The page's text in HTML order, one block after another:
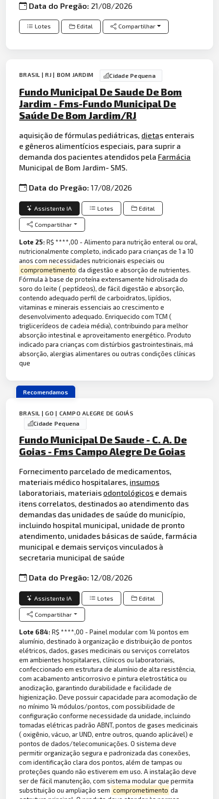
Data do Pregão: 21/08/2026
Lotes Edital Compartilhar
BRASIL | RJ | BOM JARDIM Cidade Pequena
Fundo Municipal De Saude De Bom
Jardim - Fms-Fundo Municipal De
Saúde De Bom Jardim/RJ
aquisição de fórmulas pediátricas, dietas enterais
e gêneros alimentícios especiais, para suprir a
demanda dos pacientes atendidos pela Farmácia
Municipal de Bom Jardim- SMS.
Data do Pregão:17/08/2026
Assistente IA Lotes Edital
Compartilhar
Lote 25:R$ ****,00 - Alimento para nutrição enteral ou oral,
nutricionalmente completo, indicado para crianças de 1 a 10
anos com necessidades nutricionais especiais ou
comprometimento da digestão e absorção de nutrientes.
Fórmula à base de proteína extensamente hidrolisada do
soro do leite ( peptídeos), de fácil digestão e absorção,
contendo adequado perfil de carboidratos, lipídios,
vitaminas e minerais essenciais ao crescimento e
desenvolvimento adequado. Enriquecido com TCM (
triglicerídeos de cadeia média), contribuindo para melhor
absorção intestinal e aproveitamento energético. Produto
indicado para crianças com distúrbios gastrointestinais, má
absorção, alergias alimentares ou outras condições clínicas
que
Recomendamos
BRASIL | GO | CAMPO ALEGRE DE GOIÁS
Cidade Pequena
Fundo Municipal De Saude - C. A. De
Goias - Fms Campo Alegre De Goias
Fornecimento parcelado de medicamentos,
materiais médico hospitalares, insumos
laboratoriais, materiais odontológicos e demais
itens correlatos, destinados ao atendimento das
demandas das unidades de saúde do município,
incluindo hospital municipal, unidade de pronto
atendimento, unidades básicas de saúde, farmácia
municipal e demais serviços vinculados à
secretaria municipal de saúde
Data do Pregão:12/08/2026
Assistente IA Lotes Edital
Compartilhar
Lote 684:R$ ****,00 - Painel modular com 14 pontos em
alumínio, destinado à organização e distribuição de pontos
elétricos, dados, gases medicinais ou serviços correlatos
em ambientes hospitalares, clínicos ou laboratoriais,
confeccionado em estrutura de alumínio de alta resistência,
com acabamento anticorrosivo e pintura eletrostática ou
anodização, garantindo durabilidade e facilidade de
higienização. Deve possuir capacidade para acomodação de
no mínimo 14 módulos/pontos, com possibilidade de
configuração conforme necessidade da unidade, incluindo
tomadas elétricas padrão ABNT, pontos de gases medicinais
( oxigênio, vácuo, ar UND, entre outros, quando aplicável) e
pontos de dados/telecomunicações. O sistema deve
permitir organização segura e padronizada das conexões,
com identificação clara dos pontos, além de tampas ou
proteções quando não estiverem em uso. A instalação deve
ser de fácil manutenção, com sistema modular que permita
substituição ou ampliação sem comprometimento da